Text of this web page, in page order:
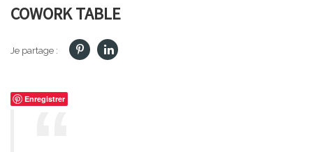
COWORK TABLE
Je partage :
Enregistrer